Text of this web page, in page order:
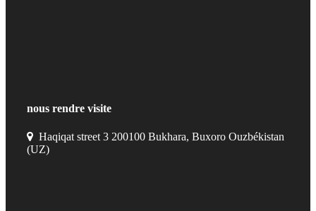
nous rendre visite
Haqiqat street 3 200100 Bukhara, Buxoro Ouzbékistan
(UZ)